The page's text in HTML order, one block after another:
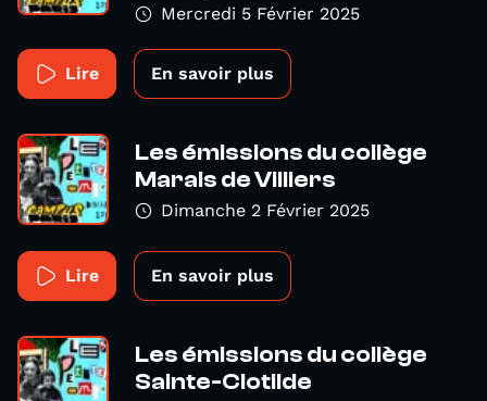
Mercredi 5 Février 2025
Lire En savoir plus
Les émissions du collège
Marais de Villiers
Dimanche 2 Février 2025
Lire En savoir plus
Les émissions du collège
Sainte-Clotilde